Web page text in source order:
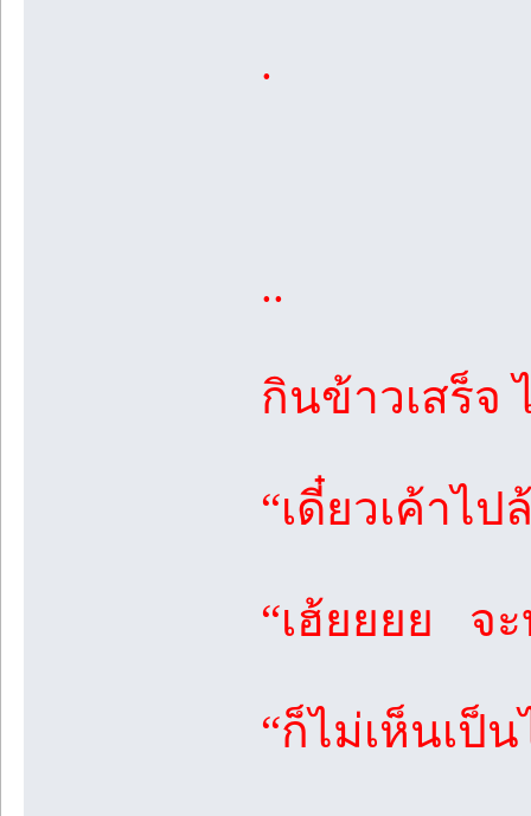
.
..
กินข้าวเสร็จ
“เดี๋ยวเค้าไ
“เฮ้ยยยย จ
“ก็ไม่เห็นเป็น